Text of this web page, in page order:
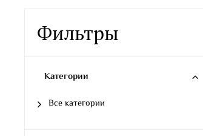
Фильтры
Категории
Все категории